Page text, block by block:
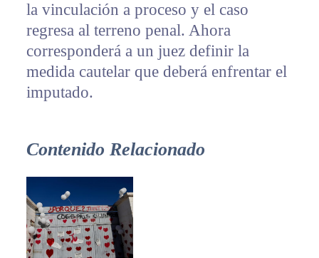
la vinculación a proceso y el caso
regresa al terreno penal. Ahora
corresponderá a un juez definir la
medida cautelar que deberá enfrentar el
imputado.
Contenido Relacionado